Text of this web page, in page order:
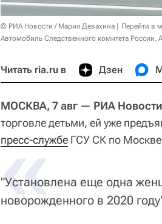
© РИА Новости / Мария Девахина
Перейти в
Автомобиль Следственного комитета России.
Читать ria.ru в Дзен
МОСКВА, 7 авг — РИА
торговле детьми, ей уже
пресс-службе ГСУ СК по
«
"Установлена еще одна
новорожденного в 2020